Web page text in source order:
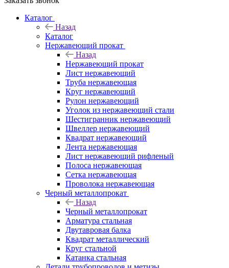
Каталог
Назад
Каталог
Нержавеющий прокат
Назад
Нержавеющий прокат
Лист нержавеющий
Труба нержавеющая
Круг нержавеющий
Рулон нержавеющий
Уголок из нержавеющий стали
Шестигранник нержавеющий
Швеллер нержавеющий
Квадрат нержавеющий
Лента нержавеющая
Лист нержавеющий рифленый
Полоса нержавеющая
Сетка нержавеющая
Проволока нержавеющая
Черный металлопрокат
Назад
Черный металлопрокат
Арматура стальная
Двутавровая балка
Квадрат металлический
Круг стальной
Катанка стальная